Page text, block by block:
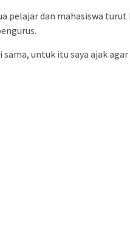
pelajar dan mahasiswa
sama, untuk itu saya ajak